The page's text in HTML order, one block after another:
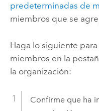
predeterminadas de
miembros que se
Haga lo siguiente
miembros en la
la organización:
Confirme que ha